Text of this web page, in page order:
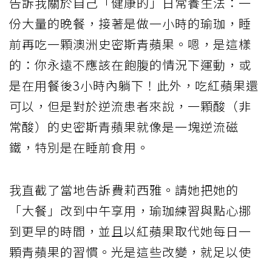
份大量的晚餐，接著是做一小時的瑜珈，睡
前再吃一顆澳洲史密斯青蘋果。嗯，是這樣
的：你永遠不應該在飽腹的情況下運動，或
是在用餐後3小時內躺下！此外，吃紅蘋果還
可以，但是對於逆流患者來說，一顆酸（非
常酸）的史密斯青蘋果就像是一塊逆流磁
鐵，特別是在睡前食用。
我直截了當地告訴費莉西雅。請她把她的
「大餐」改到中午享用，瑜珈練習與點心挪
到更早的時間，並且以紅蘋果取代她每日一
顆青蘋果的習慣。光是這些改變，就足以使